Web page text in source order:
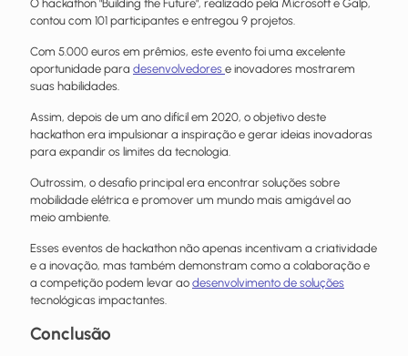
O hackathon "Building the Future", realizado pela Microsoft e Galp,
contou com 101 participantes e entregou 9 projetos.
Com 5.000 euros em prêmios, este evento foi uma excelente
oportunidade para desenvolvedores e inovadores mostrarem
suas habilidades.
Assim, depois de um ano difícil em 2020, o objetivo deste
hackathon era impulsionar a inspiração e gerar ideias inovadoras
para expandir os limites da tecnologia.
Outrossim, o desafio principal era encontrar soluções sobre
mobilidade elétrica e promover um mundo mais amigável ao
meio ambiente.
Esses eventos de hackathon não apenas incentivam a criatividade
e a inovação, mas também demonstram como a colaboração e
a competição podem levar ao desenvolvimento de soluções
tecnológicas impactantes.
Conclusão